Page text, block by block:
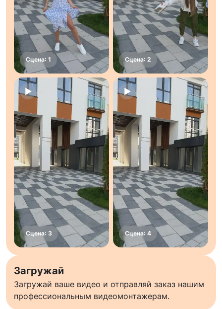
Загружай
Загружай ваше видео и отправляй заказ нашим
профессиональным видеомонтажерам.